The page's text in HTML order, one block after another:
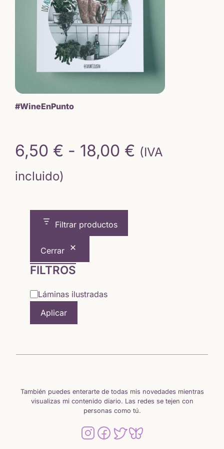
#WineEnPunto
6,50 € - 18,00 € Rango
(IVA
incluido)
Filtrar productos
Cerrar
FILTROS
Categoría
Láminas ilustradas
Aplicar
También puedes enterarte de todas mis novedades mientras
visualizas mi contenido diario. Las redes se tejen con
personas como tú.